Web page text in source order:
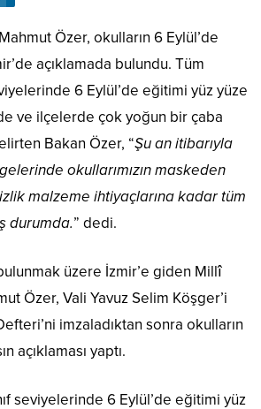
Özer, okulların 6 Eylül’de
açıklamada bulundu. Tüm
6 Eylül’de eğitimi yüz yüze
ve ilçelerde çok yoğun bir çaba
Bakan Özer, “Şu an itibarıyla
okullarımızın maskeden
malzeme ihtiyaçlarına kadar tüm
durumda.” dedi.
üzere İzmir’e giden Millî
Özer, Vali Yavuz Selim Köşger’i
imzaladıktan sonra okulların
açıklaması yaptı.
seviyelerinde 6 Eylül’de eğitimi yüz